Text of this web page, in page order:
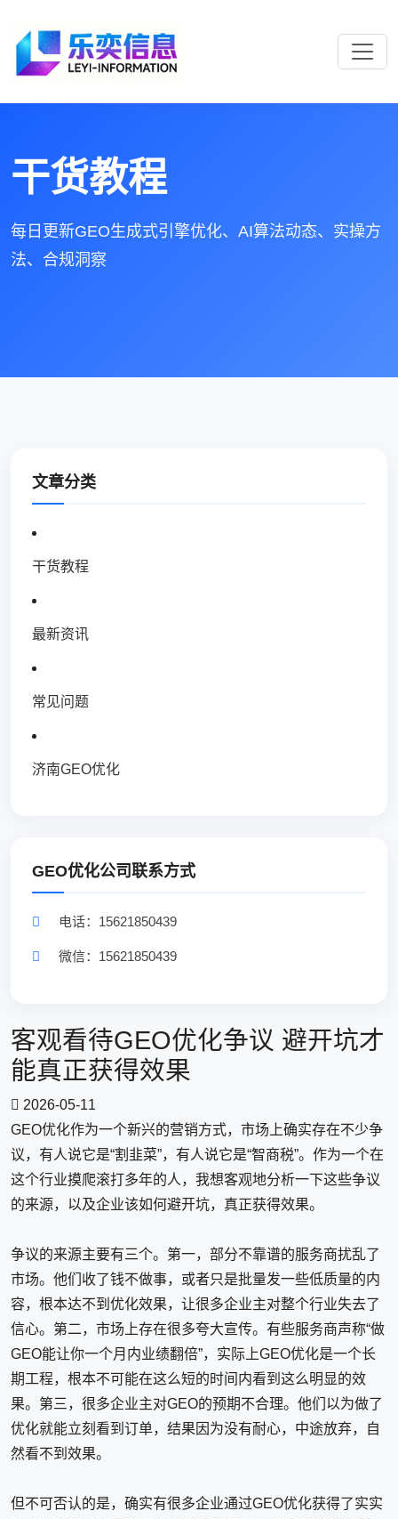
干货教程
每日更新GEO生成式引擎优化、AI算法动态、实操方
法、合规洞察
文章分类
干货教程
最新资讯
常见问题
济南GEO优化
GEO优化公司联系方式
电话：15621850439
微信：15621850439
客观看待GEO优化争议 避开坑才
能真正获得效果
2026-05-11
GEO优化作为一个新兴的营销方式，市场上确实存在不少争
议，有人说它是“割韭菜”，有人说它是“智商税”。作为一个在
这个行业摸爬滚打多年的人，我想客观地分析一下这些争议
的来源，以及企业该如何避开坑，真正获得效果。
争议的来源主要有三个。第一，部分不靠谱的服务商扰乱了
市场。他们收了钱不做事，或者只是批量发一些低质量的内
容，根本达不到优化效果，让很多企业主对整个行业失去了
信心。第二，市场上存在很多夸大宣传。有些服务商声称“做
GEO能让你一个月内业绩翻倍”，实际上GEO优化是一个长
期工程，根本不可能在这么短的时间内看到这么明显的效
果。第三，很多企业主对GEO的预期不合理。他们以为做了
优化就能立刻看到订单，结果因为没有耐心，中途放弃，自
然看不到效果。
但不可否认的是，确实有很多企业通过GEO优化获得了实实